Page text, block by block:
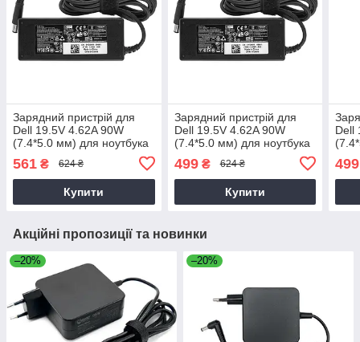
Зарядний пристрій для
Dell 19.5V 4.62A 90W
(7.4*5.0 мм) для ноутбука
P63G, P63G002 90W
561 ₴ 624 ₴
Купити
Зарядний пристрій для
Dell 19.5V 4.62A 90W
(7.4*5.0 мм) для ноутбука
499₴ 624 ₴
Купити
Dell
499
Акційні пропозиції та новинки
–20% –20%